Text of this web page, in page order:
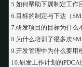
5.如何帮助下属制定工作
6.目标的制定与下达（
7.研发项目的目标为什么
8.为什么培训了很多次
9.开发管理中为什么要用
10.研发工作计划的PDCA